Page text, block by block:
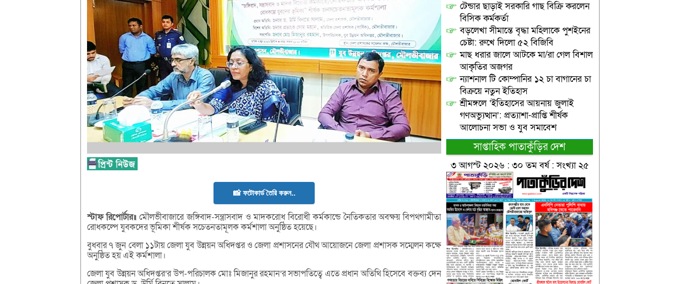
📸 ফটোকার্ড তৈরি করুন..
স্টাফ রিপোর্টার॥ মৌলভীবাজারে জঙ্গিবাদ-সন্ত্রাসবাদ ও মাদকরোধ বিরোধী কর্মকান্ডে নৈতিকতার অবক্ষয় বিপথগামীতা
রোধকল্পে যুবকদের ভূমিকা শীর্ষক সচেতনতামূলক কর্মশালা অনুষ্ঠিত হয়েছে।
বুধবার ৭ জুন বেলা ১১টায় জেলা যুব উন্নয়ন অধিদপ্তর ও জেলা প্রশাসনের যৌথ আয়োজনে জেলা প্রশাসক সম্মেলন কক্ষে
অনুষ্ঠিত হয় এই কর্মশালা।
জেলা যুব উন্নয়ন অধিদপ্তর’র উপ-পরিচালক মোঃ মিজানুর রহমান’র সভাপতিত্বে এতে প্রধান অতিথি হিসেবে বক্তব্য দেন
টেন্ডার ছাড়াই সরকারি গাছ বিক্রি করলেন
বিসিক কর্মকর্তা
বড়লেখা সীমান্তে বৃদ্ধা মহিলাকে পুশইনের
চেষ্টা: রুখে দিলো ৫২ বিজিবি
মাছ ধরার জালে আটকে মা/রা গেল বিশাল
আকৃতির অজগর
ন্যাশনাল টি কোম্পানির ১২ চা বাগানের চা
বিক্রয়ে নতুন ইতিহাস
শ্রীমঙ্গলে ‘ইতিহাসের আয়নায় জুলাই
গণঅভ্যুত্থান’: প্রত্যাশা-প্রাপ্তি শীর্ষক
আলোচনা সভা ও যুব সমাবেশ
সাপ্তাহিক পাতাকুঁড়ির দেশ
৩ আগস্ট ২০২৬ : ৩০ তম বর্ষ : সংখ্যা ২৫